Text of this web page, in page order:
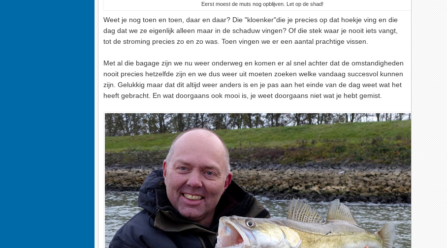
Eerst moest de muts nog opblijven. Let op de shad!
Weet je nog toen en toen, daar en daar? Die "kloenker"die je precies op dat hoekje ving en die
dag dat we ze eigenlijk alleen maar in de schaduw vingen? Of die stek waar je nooit iets vangt,
tot de stroming precies zo en zo was. Toen vingen we er een aantal prachtige vissen.
Met al die bagage zijn we nu weer onderweg en komen er al snel achter dat de omstandigheden
nooit precies hetzelfde zijn en we dus weer uit moeten zoeken welke vandaag succesvol kunnen
zijn. Gelukkig maar dat dit altijd weer anders is en je pas aan het einde van de dag weet wat het
heeft gebracht. En wat doorgaans ook mooi is, je weet doorgaans niet wat je hebt gemist.